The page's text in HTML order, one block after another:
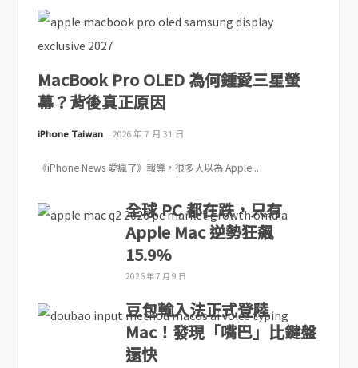
MacBook Pro OLED 為何鍾愛三星螢
幕？背後真正原因
iPhone Taiwan 2026 年 7 月 31 日
《iPhone News 愛瘋了》報導，很多人以為 Apple...
全球 PC 都在跌，只有
Apple Mac 逆勢狂飆
15.9%
2026 年 7 月 9 日
豆包輸入法正式登陸
Mac！發現「嘴巴」比鍵盤
還快